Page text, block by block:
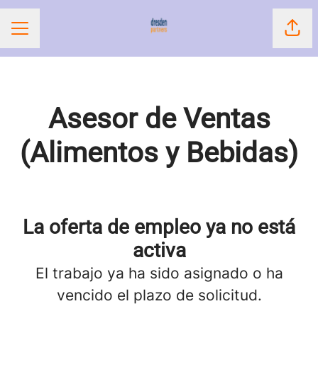
Menú de empleo
Asesor de Ventas
(Alimentos y Bebidas)
La oferta de empleo ya no está
activa
El trabajo ya ha sido asignado o ha
vencido el plazo de solicitud.